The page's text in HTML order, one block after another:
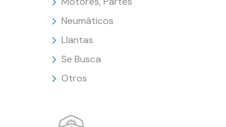
Neumáticos
Llantas
Se Busca
Otros